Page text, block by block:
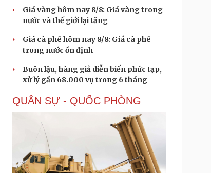
Giá vàng hôm nay 8/8: Giá vàng trong
nước và thế giới lại tăng
Giá cà phê hôm nay 8/8: Giá cà phê
trong nước ổn định
Buôn lậu, hàng giả diễn biến phức tạp,
xử lý gần 68.000 vụ trong 6 tháng
QUÂN SỰ - QUỐC PHÒNG